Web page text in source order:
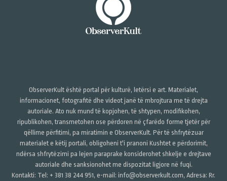
ObserverKult është portal për kulturë, letërsi e art. Materialet,
informacionet, fotografitë dhe videot janë të mbrojtura me të drejta
autoriale. Ato nuk mund të kopjohen, të shtypen, modifikohen,
ripublikohen, transmetohen ose përdoren në çfarëdo forme tjetër për
qëllime përfitimi, pa miratimin e ObserverKult. Për të shfrytëzuar
materialet e këtij portali, obligoheni t'i pranoni Kushtet e përdorimit,
ndërsa shfrytëzimi pa lejen paraprake konsiderohet shkelje e drejtave
autoriale dhe sanksionohet me dispozitat ligjore në fuqi.
Kontakti: Tel: + 381 38 244 951, e-mail: info@observerkult.com, Adresa: Rr.